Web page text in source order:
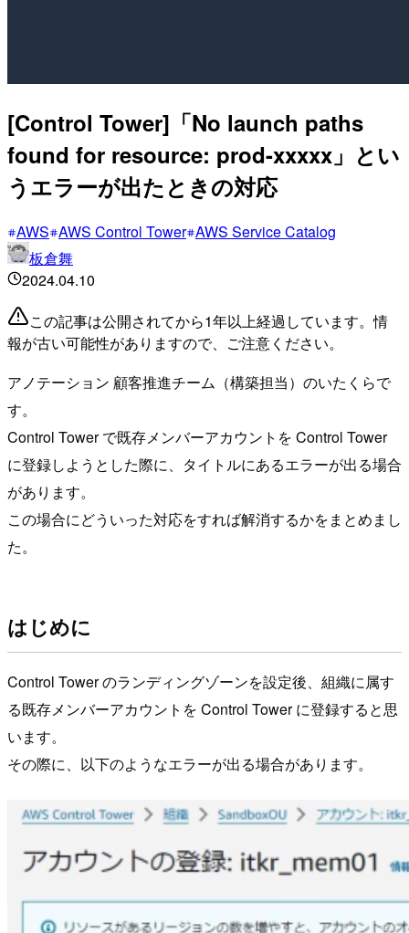
[Control Tower]「No launch paths
found for resource: prod-xxxxx」とい
うエラーが出たときの対応
AWS AWS Control Tower AWS Service Catalog
板倉舞
2024.04.10
この記事は公開されてから1年以上経過しています。情
報が古い可能性がありますので、ご注意ください。
アノテーション 顧客推進チーム（構築担当）のいたくらで
す。
Control Tower で既存メンバーアカウントを Control Tower
に登録しようとした際に、タイトルにあるエラーが出る場合
があります。
この場合にどういった対応をすれば解消するかをまとめまし
た。
はじめに
Control Tower のランディングゾーンを設定後、組織に属す
る既存メンバーアカウントを Control Tower に登録すると思
います。
その際に、以下のようなエラーが出る場合があります。